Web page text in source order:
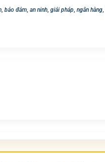
, bảo đảm, an ninh, giải pháp ngân hàng,